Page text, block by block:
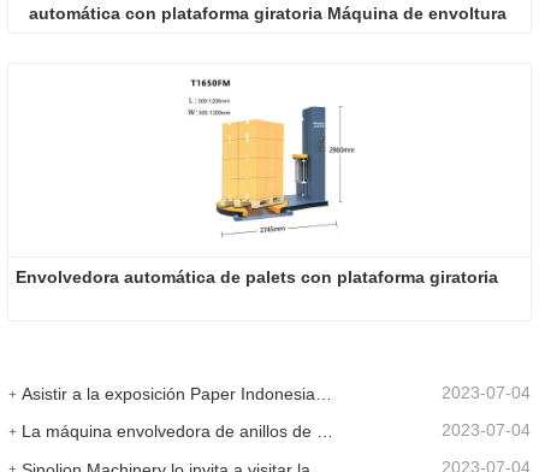
automática con plataforma giratoria Máquina de envoltura
Envolvedora automática de palets con plataforma giratoria
2023-07-04
La máquina envolvedora de anillos de alta velocidad se promociona en SIAF 2019 2023-07-04
2023-07-04